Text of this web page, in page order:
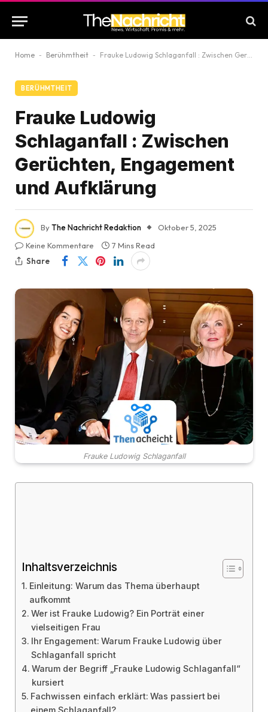
Home - Berühmtheit - Frauke Ludowig Schlaganfall : Zwischen Gerüchten, Engagement und Aufklärung
BERÜHMTHEIT
Frauke Ludowig
Schlaganfall : Zwischen
Gerüchten, Engagement
und Aufklärung
ByThe Nachricht Redaktion
Oktober 5, 2025
Keine Kommentare
7 Mins Read
Share
Frauke Ludowig Schlaganfall
Inhaltsverzeichnis
Einleitung: Warum das Thema überhaupt
aufkommt
Wer ist Frauke Ludowig? Ein Porträt einer
vielseitigen Frau
Ihr Engagement: Warum Frauke Ludowig über
Schlaganfall spricht
Warum der Begriff „Frauke Ludowig Schlaganfall“
kursiert
Fachwissen einfach erklärt: Was passiert bei